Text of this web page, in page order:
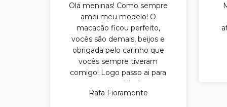
Olá meninas! Como sempre
amei meu modelo! O
macacão ficou perfeito,
vocês são demais, beijos e
obrigada pelo carinho que
vocês sempre tiveram
comigo! Logo passo ai para
ver as novidades.
Rafa Fioramonte